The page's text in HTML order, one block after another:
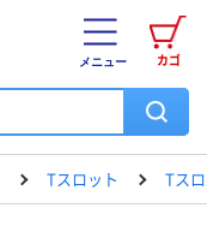
カゴ
メニュー
Tスロット Tスロ